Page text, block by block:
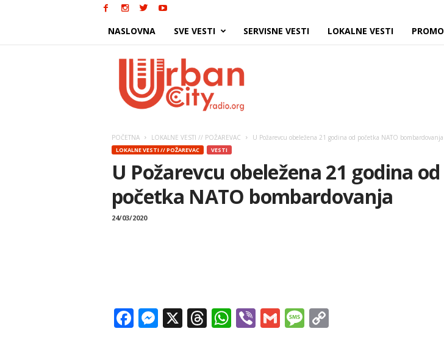
NASLOVNA SVE VESTI SERVISNE VESTI LOKALNE VESTI PROMO
POČETNA LOKALNE VESTI // POŽAREVAC U Požarevcu obeležena 21 godina od početka NATO bombardovanja
LOKALNE VESTI // POŽAREVAC VESTI
U Požarevcu obeležena 21 godina od
početka NATO bombardovanja
24/03/2020
Facebook
Messenger
X Threads
WhatsApp
ViberGmailMessage